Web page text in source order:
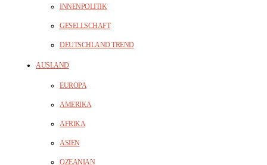
INNENPOLITIK
GESELLSCHAFT
DEUTSCHLAND TREND
AUSLAND
EUROPA
AMERIKA
AFRIKA
ASIEN
OZEANIAN